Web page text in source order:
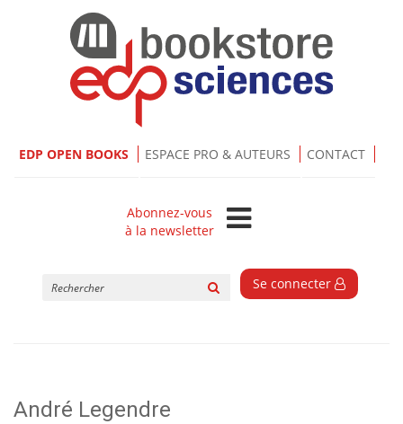
EDP OPEN BOOKS ESPACE PRO & AUTEURS CONTACT
Abonnez-vous
à la newsletter
Se connecter
André Legendre